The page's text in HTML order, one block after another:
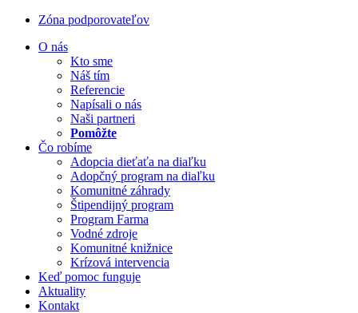
Zóna podporovateľov
O nás
Kto sme
Náš tím
Referencie
Napísali o nás
Naši partneri
Pomôžte
Čo robíme
Adopcia dieťaťa na diaľku
Adopčný program na diaľku
Komunitné záhrady
Štipendijný program
Program Farma
Vodné zdroje
Komunitné knižnice
Krízová intervencia
Keď pomoc funguje
Aktuality
Kontakt